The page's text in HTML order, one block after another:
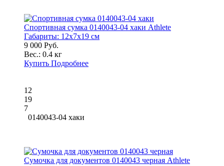
Спортивная сумка 0140043-04 хаки Athlete
Габариты: 12x7x19 см
9 000 Руб.
Вес.: 0.4 кг
Купить Подробнее
12
19
7
0140043-04 хаки
Сумочка для документов 0140043 черная Athlete